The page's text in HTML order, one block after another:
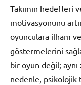
Takımın hedefleri
motivasyonunu
oyunculara ilham
göstermelerini
bir oyun değil; aynı
nedenle, psikolojik